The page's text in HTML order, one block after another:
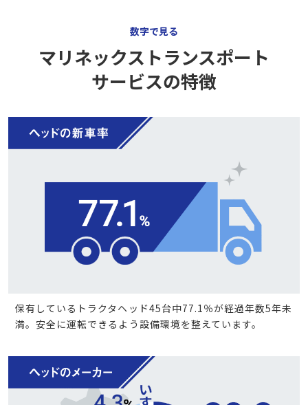
数字で見る
マリネックストランスポート
サービスの特徴
保有しているトラクタヘッド45台中77.1％が経過年数5年未
満。安全に運転できるよう設備環境を整えています。